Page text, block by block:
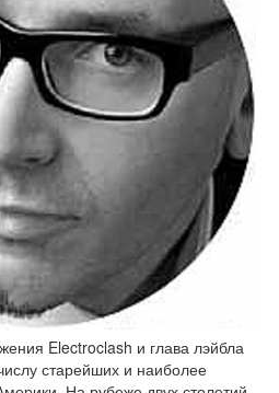
Electroclash и глава лэйбла
старейших и наиболее